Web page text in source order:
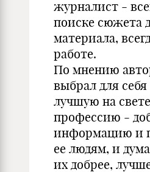
журналист -
поиске сюжета
материала,
работе.
По мнению
выбрал для
лучшую на свете
профессию -
информацию и
ее людям, и
их добрее,